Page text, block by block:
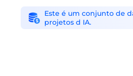
Este é um conjunto de
projetos d IA.